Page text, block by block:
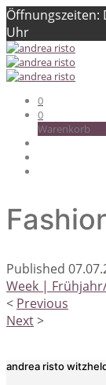
Öffnungszeiten:
Uhr
0
0
Warenkorb
Published
Week |
< Previous
Next>
andrea risto